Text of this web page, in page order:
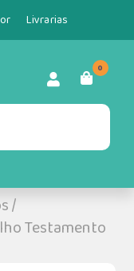
Livrarias
0
/
Testamento